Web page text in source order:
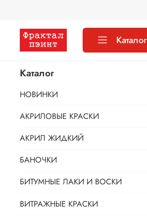
Каталог
Каталог
НОВИНКИ
АКРИЛОВЫЕ КРАСКИ
АКРИЛ ЖИДКИЙ
БАНОЧКИ
БИТУМНЫЕ ЛАКИ И ВОСКИ
ВИТРАЖНЫЕ КРАСКИ